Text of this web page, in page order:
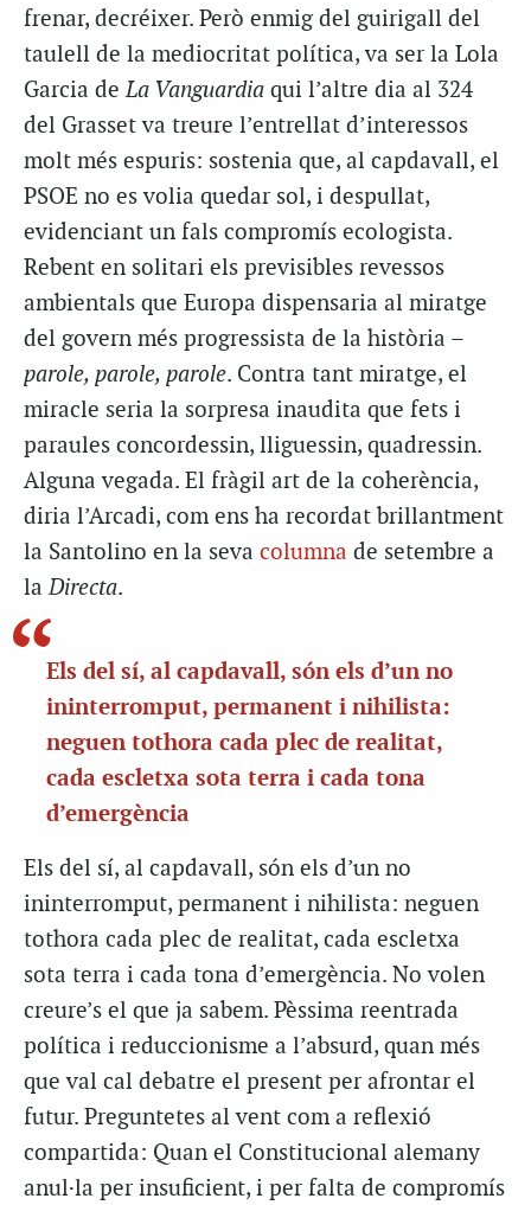
frenar, decréixer. Però enmig del guirigall del
taulell de la mediocritat política, va ser la Lola
Garcia deLa Vanguardia qui l’altre dia al 324
del Grasset va treure l’entrellat d’interessos
molt més espuris: sostenia que, al capdavall, el
PSOE no es volia quedar sol, i despullat,
evidenciant un fals compromís ecologista.
Rebent en solitari els previsibles revessos
ambientals que Europa dispensaria al miratge
del govern més progressista de la història –
parole, parole, parole. Contra tant miratge, el
miracle seria la sorpresa inaudita que fets i
paraules concordessin, lliguessin, quadressin.
Alguna vegada. El fràgil art de la coherència,
diria l’Arcadi, com ens ha recordat brillantment
la Santolino en la seva columna de setembre a
laDirecta.
Els del sí, al capdavall, són els d’un no
ininterromput, permanent i nihilista:
neguen tothora cada plec de realitat,
cada escletxa sota terra i cada tona
d’emergència
Els del sí, al capdavall, són els d’un no
ininterromput, permanent i nihilista: neguen
tothora cada plec de realitat, cada escletxa
sota terra i cada tona d’emergència. No volen
creure’s el que ja sabem. Pèssima reentrada
política i reduccionisme a l’absurd, quan més
que val cal debatre el present per afrontar el
futur. Preguntetes al vent com a reflexió
compartida: Quan el Constitucional alemany
anul·la per insuficient, i per falta de compromís